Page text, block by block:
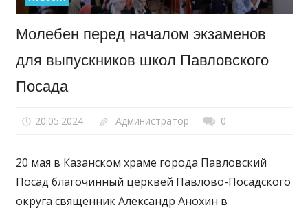
Молебен перед началом экзаменов
для выпускников школ Павловского
Посада
20.05.2024 Администратор 0
20 мая в Казанском храме города Павловский
Посад благочинный церквей Павлово-Посадского
округа священник Александр Анохин в